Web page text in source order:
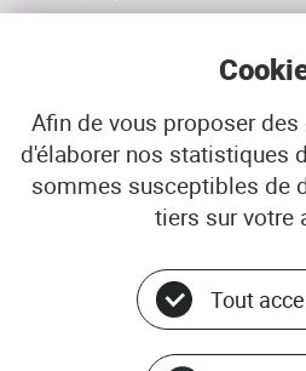
18, rue Jean Jaurès
02 98 33 51 71
©
PLAN DU
Afin de vous proposer
d'élaborer nos statistiques
sommes susceptibles de
tiers sur votre
Tout